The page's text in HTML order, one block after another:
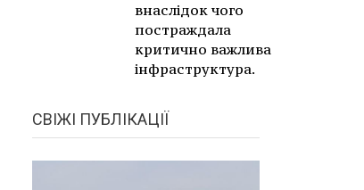
внаслідок чого
постраждала
критично важлива
інфраструктура.
СВІЖІ ПУБЛІКАЦІЇ